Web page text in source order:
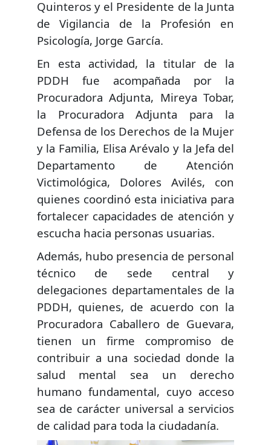
Quinteros y el Presidente de la Junta
de Vigilancia de la Profesión en
Psicología, Jorge García.
En esta actividad, la titular de la
PDDH fue acompañada por la
Procuradora Adjunta, Mireya Tobar,
la Procuradora Adjunta para la
Defensa de los Derechos de la Mujer
y la Familia, Elisa Arévalo y la Jefa del
Departamento de Atención
Victimológica, Dolores Avilés, con
quienes coordinó esta iniciativa para
fortalecer capacidades de atención y
escucha hacia personas usuarias.
Además, hubo presencia de personal
técnico de sede central y
delegaciones departamentales de la
PDDH, quienes, de acuerdo con la
Procuradora Caballero de Guevara,
tienen un firme compromiso de
contribuir a una sociedad donde la
salud mental sea un derecho
humano fundamental, cuyo acceso
sea de carácter universal a servicios
de calidad para toda la ciudadanía.